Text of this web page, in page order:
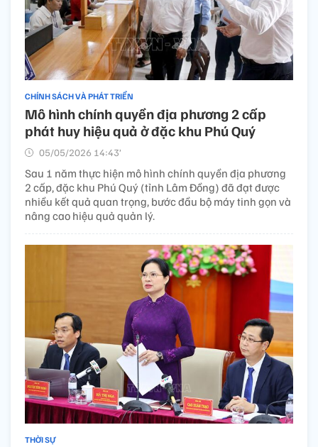
CHÍNH SÁCH VÀ PHÁT TRIỂN
Mô hình chính quyền địa phương 2 cấp
phát huy hiệu quả ở đặc khu Phú Quý
05/05/2026 14:43’
Sau 1 năm thực hiện mô hình chính quyền địa phương
2 cấp, đặc khu Phú Quý (tỉnh Lâm Đồng) đã đạt được
nhiều kết quả quan trọng, bước đầu bộ máy tinh gọn và
nâng cao hiệu quả quản lý.
THỜI SỰ